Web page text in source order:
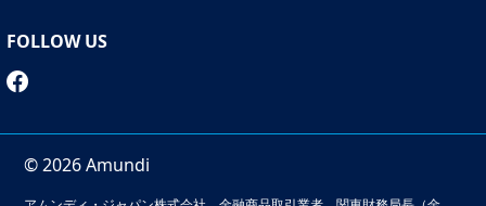
FOLLOW US
© 2026 Amundi